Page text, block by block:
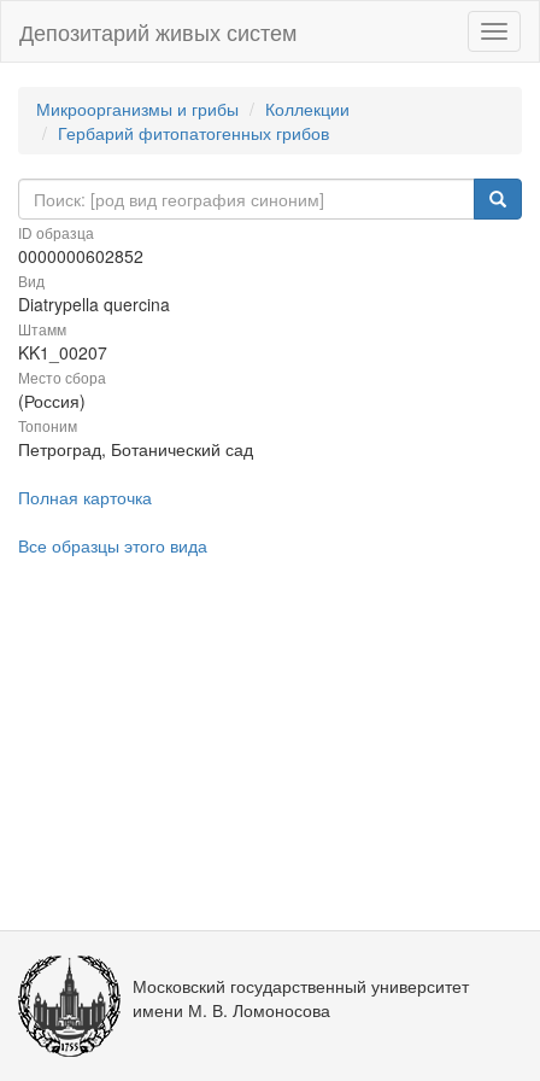
Депозитарий живых систем
Микроорганизмы и грибы
Коллекции
Гербарий фитопатогенных грибов
ID образца
0000000602852
Вид
Diatrypella quercina
Штамм
KK1_00207
Место сбора
(Россия)
Топоним
Петроград, Ботанический сад
Полная карточка
Все образцы этого вида
Московский государственный университет
имени М. В. Ломоносова